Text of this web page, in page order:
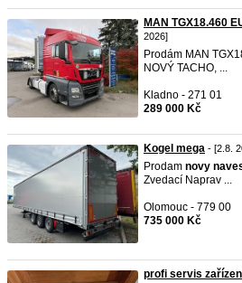
MAN TGX18.460
2026]
Prodám MAN
NOVÝ TACHO, ...
Kladno - 271 01
289 000 Kč
Kogel mega - [2.8.
Prodam novy
Zvedací Naprav ...
Olomouc - 779 00
735 000 Kč
profi servis